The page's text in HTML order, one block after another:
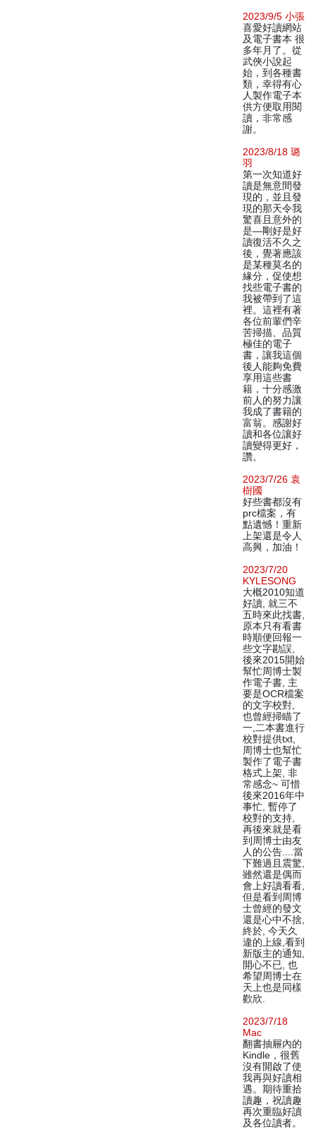
2023/9/5 小張
喜愛好讀網站
及電子書本 很
多年月了。從
武俠小說起
始，到各種書
類，幸得有心
人製作電子本
供方便取用閱
讀，非常感
謝。
2023/8/18 璐
羽
第一次知道好
讀是無意間發
現的，並且發
現的那天令我
驚喜且意外的
是—剛好是好
讀復活不久之
後，覺著應該
是某種莫名的
緣分，促使想
找些電子書的
我被帶到了這
裡。這裡有著
各位前輩們辛
苦掃描、品質
極佳的電子
書，讓我這個
後人能夠免費
享用這些書
籍，十分感激
前人的努力讓
我成了書籍的
富翁。感謝好
讀和各位讓好
讀變得更好，
讚。
2023/7/26 袁
樹國
好些書都沒有
prc檔案，有
點遺憾！重新
上架還是令人
高興，加油！
2023/7/20
KYLESONG
大概2010知道
好讀, 就三不
五時來此找書,
原本只有看書
時順便回報一
些文字勘誤,
後來2015開始
幫忙周博士製
作電子書, 主
要是OCR檔案
的文字校對,
也曾經掃瞄了
一,二本書進行
校對提供txt,
周博士也幫忙
製作了電子書
格式上架, 非
常感念~ 可惜
後來2016年中
事忙, 暫停了
校對的支持,
再後來就是看
到周博士由友
人的公告....當
下難過且震驚,
雖然還是偶而
會上好讀看看,
但是看到周博
士曾經的發文
還是心中不捨,
終於, 今天久
違的上線,看到
新版主的通知,
開心不已, 也
希望周博士在
天上也是同樣
歡欣.
2023/7/18
Mac
翻書抽屜內的
Kindle，很舊
沒有開啟了使
我再與好讀相
遇。期待重拾
讀趣，祝讀趣
再次重臨好讀
及各位讀者。